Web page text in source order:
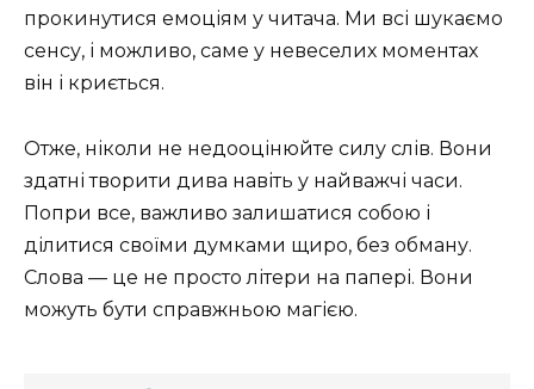
прокинутися емоціям у читача. Ми всі шукаємо
сенсу, і можливо, саме у невеселих моментах
він і криється.
Отже, ніколи не недооцінюйте силу слів. Вони
здатні творити дива навіть у найважчі часи.
Попри все, важливо залишатися собою і
ділитися своїми думками щиро, без обману.
Слова — це не просто літери на папері. Вони
можуть бути справжньою магією.